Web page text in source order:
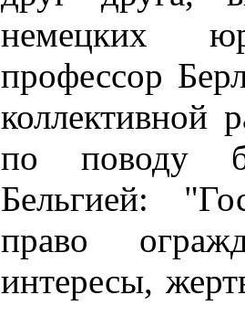
немецких
профессор
коллективной
по поводу
Бельгией:
право
интересы,